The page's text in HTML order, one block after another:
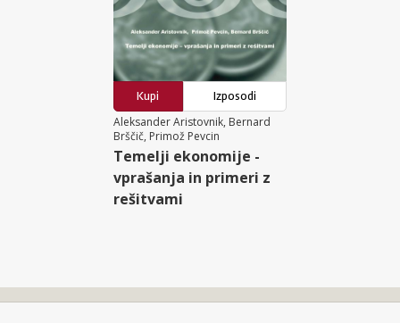
Kupi
Izposodi
Aleksander Aristovnik, Bernard
Brščič, Primož Pevcin
Temelji ekonomije -
vprašanja in primeri z
rešitvami